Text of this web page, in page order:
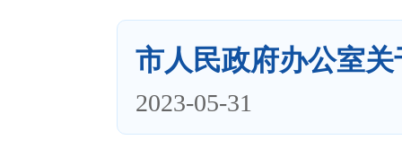
市人民政府办公室
2023-05-31